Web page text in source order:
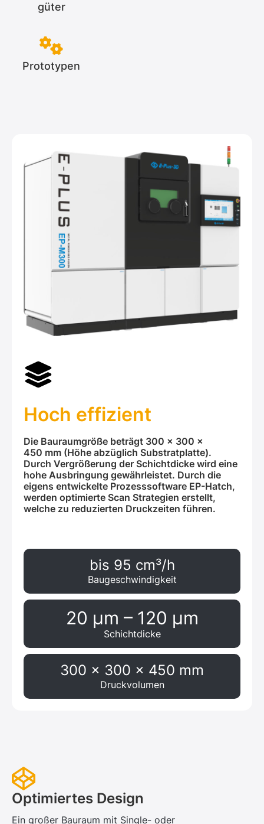
güter
Prototypen
Hoch effizient
Die Bauraumgröße beträgt 300 x 300 x
450 mm (Höhe abzüglich Substratplatte).
Durch Vergrößerung der Schichtdicke wird eine
hohe Ausbringung gewährleistet. Durch die
eigens entwickelte Prozesssoftware EP-Hatch,
werden optimierte Scan Strategien erstellt,
welche zu reduzierten Druckzeiten führen.
bis 95 cm³/h
Baugeschwindigkeit
20 μm – 120 μm
Schichtdicke
300 x 300 x 450 mm
Druckvolumen
Optimiertes Design
Ein großer Bauraum mit Single- oder